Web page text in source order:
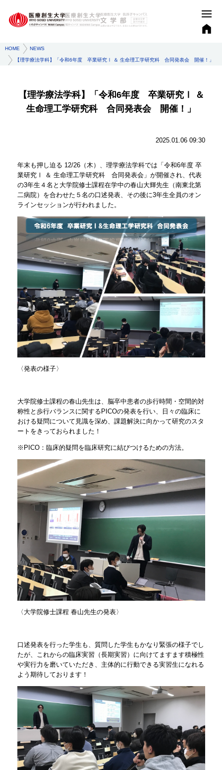
HOME NEWS
【理学療法学科】「令和6年度 卒業研究Ⅰ ＆ 生命理工学研究科 合同発表会 開催！」
【理学療法学科】「令和6年度 卒業研究Ⅰ ＆
生命理工学研究科 合同発表会 開催！」
2025.01.06 09:30
年末も押し迫る 12/26（木）、理学療法学科では「令和6年度 卒
業研究Ⅰ ＆ 生命理工学研究科 合同発表会」が開催され、代表
の3年生４名と大学院修士課程在学中の春山大輝先生（南東北第
二病院）を合わせた５名の口述発表、その後に3年生全員のオン
ラインセッションが行われました。
〈発表の様子〉
大学院修士課程の春山先生は、脳卒中患者の歩行時間・空間的対
称性と歩行バランスに関するPICOの発表を行い、日々の臨床に
おける疑問について見識を深め、課題解決に向かって研究のスタ
ートをきっておられました！
※PICO：臨床的疑問を臨床研究に結びつけるための方法。
〈大学院修士課程 春山先生の発表〉
口述発表を行った学生も、質問した学生もかなり緊張の様子でし
たが、これからの臨床実習（長期実習）に向けてますます積極性
や実行力を磨いていただき、主体的に行動できる実習生になれる
よう期待しております！